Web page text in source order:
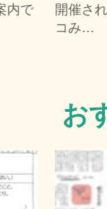
内で
開催さ
コみ…
お